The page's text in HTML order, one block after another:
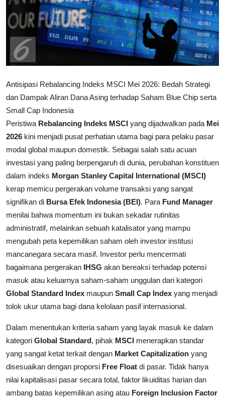
Antisipasi Rebalancing Indeks MSCI Mei 2026: Bedah Strategi
dan Dampak Aliran Dana Asing terhadap Saham Blue Chip serta
Small Cap Indonesia
Peristiwa Rebalancing Indeks MSCI yang dijadwalkan pada Mei
2026 kini menjadi pusat perhatian utama bagi para pelaku pasar
modal global maupun domestik. Sebagai salah satu acuan
investasi yang paling berpengaruh di dunia, perubahan konstituen
dalam indeks Morgan Stanley Capital International (MSCI)
kerap memicu pergerakan volume transaksi yang sangat
signifikan di Bursa Efek Indonesia (BEI). Para Fund Manager
menilai bahwa momentum ini bukan sekadar rutinitas
administratif, melainkan sebuah katalisator yang mampu
mengubah peta kepemilikan saham oleh investor institusi
mancanegara secara masif. Investor perlu mencermati
bagaimana pergerakan IHSG akan bereaksi terhadap potensi
masuk atau keluarnya saham-saham unggulan dari kategori
Global Standard Index maupun Small Cap Index yang menjadi
tolok ukur utama bagi dana kelolaan pasif internasional.
Dalam menentukan kriteria saham yang layak masuk ke dalam
kategori Global Standard, pihak MSCI menerapkan standar
yang sangat ketat terkait dengan Market Capitalization yang
disesuaikan dengan proporsi Free Float di pasar. Tidak hanya
nilai kapitalisasi pasar secara total, faktor likuiditas harian dan
ambang batas kepemilikan asing atau Foreign Inclusion Factor